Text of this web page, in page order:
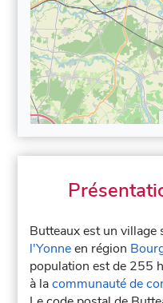
Butteaux est un
l'Yonneen région
population est de 255
à lacommunauté de